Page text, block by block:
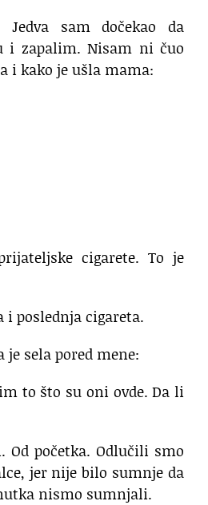
sam dočekao da
i zapalim. Nisam ni čuo
i kako je ušla mama:
cigarete. To je
i poslednja cigareta.
je sela pored mene:
to što su oni ovde. Da li
Od početka. Odlučili smo
jer nije bilo sumnje da
nismo sumnjali.